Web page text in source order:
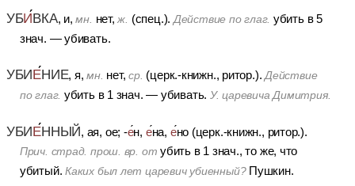
УБИВКА, и,мн. нет,ж. (спец.). Действие по глаг. убить в 5
знач. — убивать.
УБИЕНИЕ, я,мн. нет,ср. (церк.-книжн., ритор.).Действие
по глаг. убить в 1 знач. — убивать. У. царевича Димитрия.
УБИЕННЫЙ, ая, ое; -ен, ена, ено (церк.-книжн., ритор.).
Прич. страд. прош. вр. от убить в 1 знач., то же, что
убитый. Каких был лет царевич убиенный?Пушкин.